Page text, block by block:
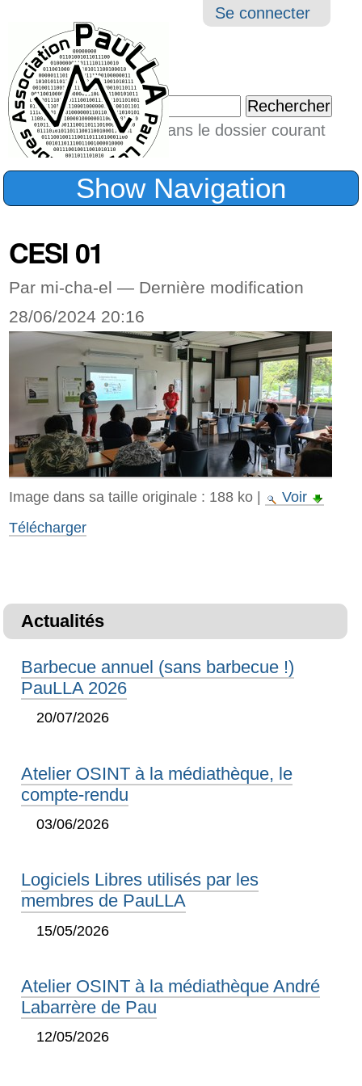
Outils
Se connecter
Chercher par
Seulement dans le dossier courant
Recherche
Show Navigation
CESI 01
Par mi-cha-el — Dernière modification
28/06/2024 20:16
Image dans sa taille originale : 188 ko|
Voir
Télécharger
Actualités
Barbecue annuel (sans barbecue !)
PauLLA 2026
20/07/2026
Atelier OSINT à la médiathèque, le
compte-rendu
03/06/2026
Logiciels Libres utilisés par les
membres de PauLLA
15/05/2026
Atelier OSINT à la médiathèque André
Labarrère de Pau
12/05/2026